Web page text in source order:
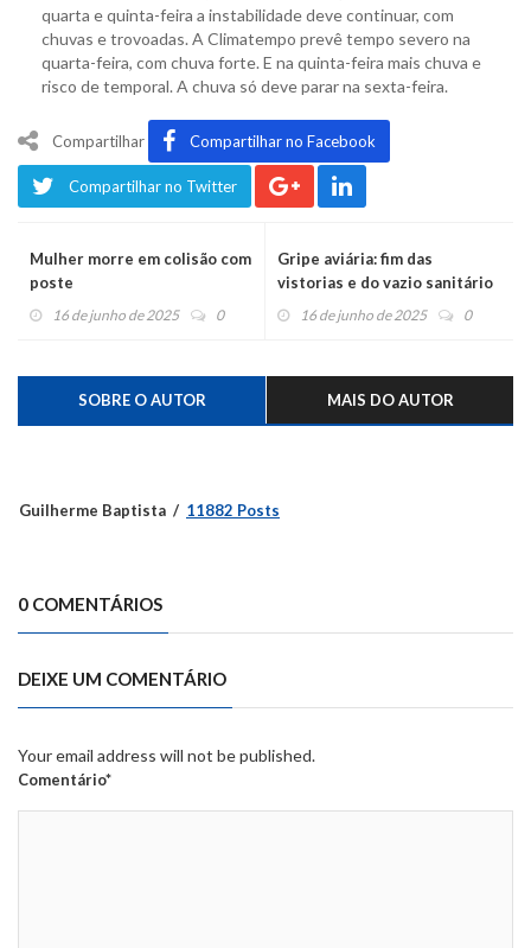
quarta e quinta-feira a instabilidade deve continuar, com
chuvas e trovoadas. A Climatempo prevê tempo severo na
quarta-feira, com chuva forte. E na quinta-feira mais chuva e
risco de temporal. A chuva só deve parar na sexta-feira.
Compartilhar Compartilhar no Facebook
Compartilhar no Twitter
Mulher morre em colisão com
poste
16 de junho de 2025 0
Gripe aviária: fim das
vistorias e do vazio sanitário
16 de junho de 2025 0
SOBRE O AUTOR MAIS DO AUTOR
Guilherme Baptista 11882 Posts
0 COMENTÁRIOS
DEIXE UM COMENTÁRIO
Your email address will not be published.
Comentário*